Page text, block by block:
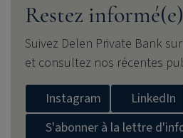
Restez informé(e)
Suivez Delen Private Bank
et consultez nos récentes
Instagram
LinkedIn
S'abonner à la lettre